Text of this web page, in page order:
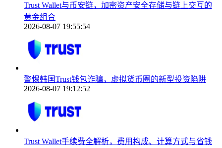
Trust Wallet与币安链，加密资产安全存储与链上交互的
黄金组合
2026-08-07 19:55:54
警惕韩国Trust钱包诈骗，虚拟货币圈的新型投资陷阱
2026-08-07 19:12:52
Trust Wallet手续费全解析，费用构成、计算方式与省钱